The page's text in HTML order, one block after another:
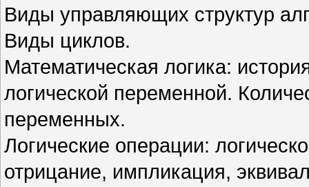
Виды управляющих структур
Виды циклов.
Математическая логика:
логической переменной.
переменных.
Логические операции:
отрицание, импликация,